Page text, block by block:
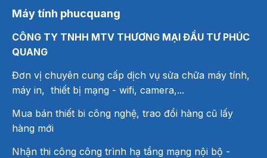
Máy tính phucquang
CÔNG TY TNHH MTV THƯƠNG MẠI ĐẦU TƯ PHÚC
QUANG
Đơn vị chuyên cung cấp dịch vụ sửa chữa máy tính,
máy in, thiết bị mạng - wifi, camera,...
Mua bán thiết bi công nghệ, trao đổi hàng cũ lấy
hàng mới
Nhận thi công công trình hạ tầng mạng nội bộ -